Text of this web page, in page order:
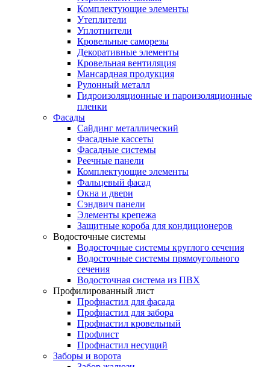
Комплектующие элементы
Утеплители
Уплотнители
Кровельные саморезы
Декоративные элементы
Кровельная вентиляция
Мансардная продукция
Рулонный металл
Гидроизоляционные и пароизоляционные
пленки
Фасады
Сайдинг металлический
Фасадные кассеты
Фасадные системы
Реечные панели
Комплектующие элементы
Фальцевый фасад
Окна и двери
Сэндвич панели
Элементы крепежа
Защитные короба для кондиционеров
Водосточные системы
Водосточные системы круглого сечения
Водосточные системы прямоугольного
сечения
Водосточная система из ПВХ
Профилированный лист
Профнастил для фасада
Профнастил для забора
Профнастил кровельный
Профлист
Профнастил несущий
Заборы и ворота